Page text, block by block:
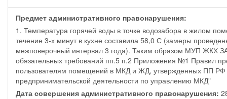
Предмет административного правонарушения:
1. Температура горячей воды в точке водозабора в жилом
течение 3-х минут в кухне составила 58,0 С (замеры
межповерочный интервал 3 года). Таким образом МУП ЖКХ
обязательных требований пп.5 п.2 Приложения №1 Правил
пользователям помещений в МКД и ЖД, утвержденных ПП
предпринимательской деятельности по управлению МКД"
Дата совершения административного правонарушения: